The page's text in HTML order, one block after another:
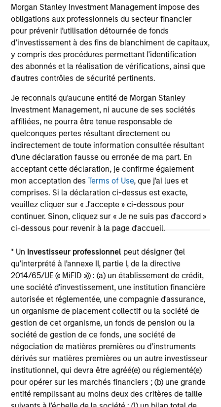
Morgan Stanley Investment Management impose des
obligations aux professionnels du secteur financier
pour prévenir l’utilisation détournée de fonds
d’investissement à des fins de blanchiment de capitaux,
y compris des procédures permettant l'identification
des abonnés et la réalisation de vérifications, ainsi que
d'autres contrôles de sécurité pertinents.
Je reconnais qu'aucune entité de Morgan Stanley
Investment Management, ni aucune de ses sociétés
affiliées, ne pourra être tenue responsable de
quelconques pertes résultant directement ou
indirectement de toute information consultée résultant
d’une déclaration fausse ou erronée de ma part. En
acceptant cette déclaration, je confirme également
mon acceptation desTerms of Use, que j'ai lues et
comprises. Si la déclaration ci-dessus est exacte,
veuillez cliquer sur « J'accepte » ci-dessous pour
continuer. Sinon, cliquez sur « Je ne suis pas d'accord »
ci-dessous pour revenir à la page d'accueil.
* Un Investisseur professionnel peut désigner (tel
qu’interprété à l’annexe II, partie I, de la directive
2014/65/UE (« MiFID »)) : (a) un établissement de crédit,
une société d'investissement, une institution financière
autorisée et réglementée, une compagnie d'assurance,
un organisme de placement collectif ou la société de
gestion de cet organisme, un fonds de pension ou la
société de gestion de ce fonds, une société de
négociation de matières premières ou d’instruments
dérivés sur matières premières ou un autre investisseur
institutionnel, qui devra être agréé(e) ou réglementé(e)
pour opérer sur les marchés financiers ; (b) une grande
entité remplissant au moins deux des critères de taille
édition vous propose des idées et des
analyses pour vous aider à appréhender
l’environnement d’investissement actuel.
View More
Portfolio Solutions Group
The Portfolio Solutions Group is a comprehensive
multi-asset business, with activity across all asset
strategies and types (traditional and alternative),
through solutions that span fully liquid (public assets),
comprehensive (public and private assets) and fully
private portfolios. Offerings are delivered via a
advisory format.